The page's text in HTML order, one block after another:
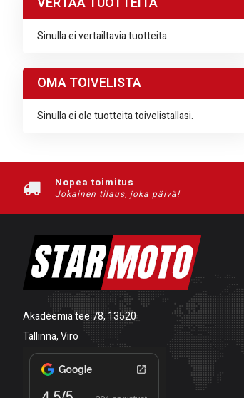
Sinulla ei vertailtavia tuotteita.
OMA TOIVELISTA
Sinulla ei ole tuotteita toivelistallasi.
Nopea toimitus
Jokainen tilaus, joka päivä!
Akadeemia tee 78, 13520
Tallinna, Viro